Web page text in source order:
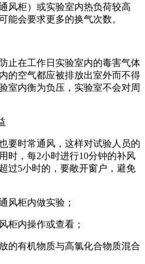
风柜）或实验室内热负荷较高
能会要求更多的换气次数。
止在工作日实验室内的毒害气体
的空气都应被排放出室外而不得
室内衡为负压，实验室不会对周
要时常通风，这样对试验人员的
时，每2小时进行10分钟的补风
过5小时的，要敞开窗户，避免
风柜内做实验；
柜内操作或查看；
的有机物质与高氯化合物质混合